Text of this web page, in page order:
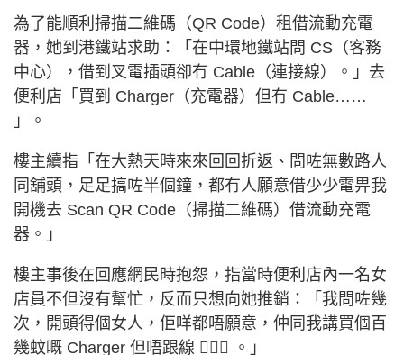
為了能順利掃描二維碼（QR Code）租借流動充電
器，她到港鐵站求助：「在中環地鐵站問 CS（客務
中心），借到叉電插頭卻冇 Cable（連接線）。」去
便利店「買到 Charger（充電器）但冇 Cable……
」。
樓主續指「在大熱天時來來回回折返、問咗無數路人
同舖頭，足足搞咗半個鐘，都冇人願意借少少電畀我
開機去 Scan QR Code（掃描二維碼）借流動充電
器。」
樓主事後在回應網民時抱怨，指當時便利店內一名女
店員不但沒有幫忙，反而只想向她推銷：「我問咗幾
次，開頭得個女人，佢咩都唔願意，仲同我講買個百
幾蚊嘅 Charger 但唔跟線 🤦🏻‍♀️ 。」